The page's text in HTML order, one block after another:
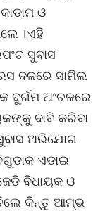
ଓ
।ଏହି
ସୁବାସ
ଦଳରେ ସାମିଲ
ଦୁର୍ଗମ ଅଂଚଳରେ
ଦାବି କରିବା
ଅଭିଯୋଗ
ଏଡାଇ
ବିଧାୟକ ଓ
କିନ୍ତୁ ଆମ୍ଭ